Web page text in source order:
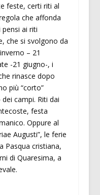
feste, certi riti al
che affonda
ai riti
che si svolgono da
– 21
-21 giugno-, i
rinasce dopo
più “corto”
campi. Riti dai
festa
Oppure al
Augusti”, le ferie
Pasqua cristiana,
di Quaresima, a